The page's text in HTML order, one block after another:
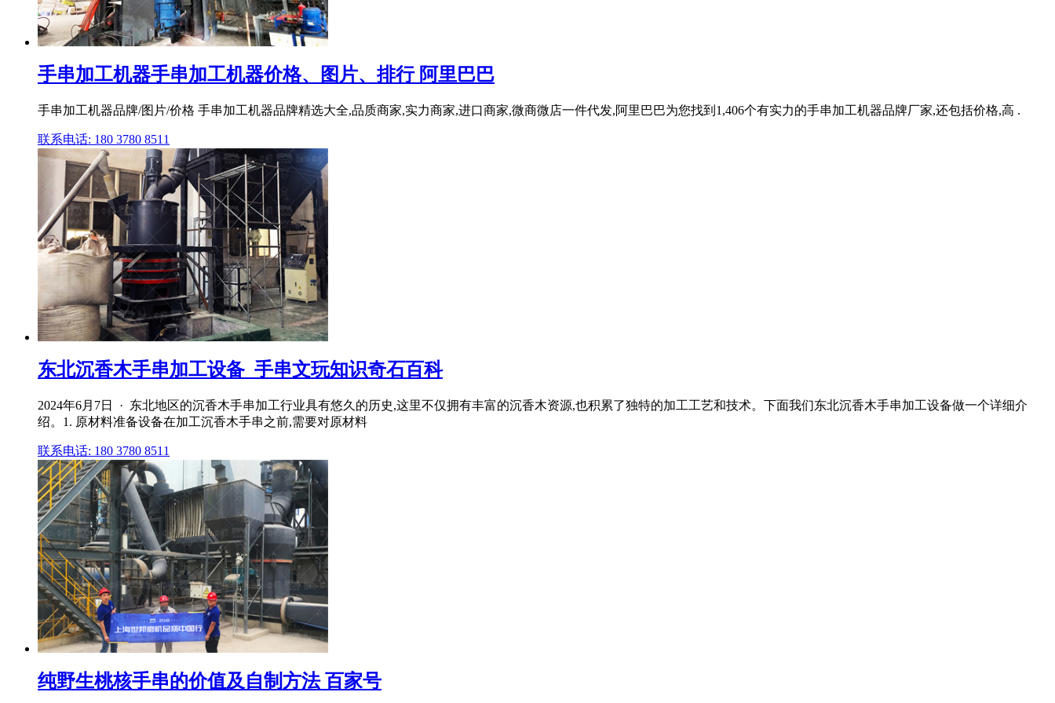
手串加工机器手串加工机器价格、图片、排行 阿里巴巴
手串加工机器品牌/图片/价格 手串加工机器品牌精选大全,品质商家,实力商家,进口商家,微商微店一件代发,阿里巴巴为您找到1,406个有实力的手串加工机器品牌厂家,还包括价格,高 .
联系电话: 180 3780 8511
东北沉香木手串加工设备_手串文玩知识奇石百科
2024年6月7日 · 东北地区的沉香木手串加工行业具有悠久的历史,这里不仅拥有丰富的沉香木资源,也积累了独特的加工工艺和技术。下面我们东北沉香木手串加工设备做一个详细介
绍。1. 原材料准备设备在加工沉香木手串之前,需要对原材料
联系电话: 180 3780 8511
纯野生桃核手串的价值及自制方法 百家号